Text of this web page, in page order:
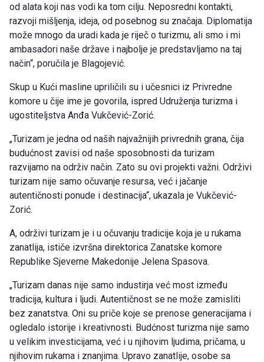
od alata koji nas vodi ka tom cilju. Neposredni kontakti,
razvoji mišljenja, ideja, od posebnog su značaja. Diplomatija
može mnogo da uradi kada je riječ o turizmu, ali smo i mi
ambasadori naše države i najbolje je predstavljamo na taj
način“, poručila je Blagojević.
Skup u Kući masline upriličili su i učesnici iz Privredne
komore u čije ime je govorila, ispred Udruženja turizma i
ugostiteljstva Anđa Vukčević-Zorić.
„Turizam je jedna od naših najvažnijih privrednih grana, čija
budućnost zavisi od naše sposobnosti da turizam
razvijamo na održiv način. Zato su ovi projekti važni. Održivi
turizam nije samo očuvanje resursa, već i jačanje
autentičnosti ponude i destinacija“, ukazala je Vukčević-
Zorić.
A, održivi turizam je i u očuvanju tradicije koja je u rukama
zanatlija, ističe izvršna direktorica Zanatske komore
Republike Sjeverne Makedonije Jelena Spasova.
„Turizam danas nije samo industirja već most između
tradicija, kultura i ljudi. Autentičnost se ne može zamisliti
bez zanatstva. Oni su priče koje se prenose generacijama i
ogledalo istorije i kreativnosti. Budćnost turizma nije samo
u velikim investicijama, već i u njihovim ljudima, pričama, u
njihovim rukama i znanjima. Upravo zanatlije, osobe sa